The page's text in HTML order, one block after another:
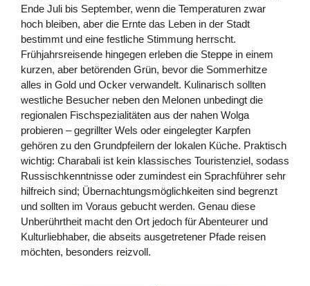
Ende Juli bis September, wenn die Temperaturen zwar
hoch bleiben, aber die Ernte das Leben in der Stadt
bestimmt und eine festliche Stimmung herrscht.
Frühjahrsreisende hingegen erleben die Steppe in einem
kurzen, aber betörenden Grün, bevor die Sommerhitze
alles in Gold und Ocker verwandelt. Kulinarisch sollten
westliche Besucher neben den Melonen unbedingt die
regionalen Fischspezialitäten aus der nahen Wolga
probieren – gegrillter Wels oder eingelegter Karpfen
gehören zu den Grundpfeilern der lokalen Küche. Praktisch
wichtig: Charabali ist kein klassisches Touristenziel, sodass
Russischkenntnisse oder zumindest ein Sprachführer sehr
hilfreich sind; Übernachtungsmöglichkeiten sind begrenzt
und sollten im Voraus gebucht werden. Genau diese
Unberührtheit macht den Ort jedoch für Abenteurer und
Kulturliebhaber, die abseits ausgetretener Pfade reisen
möchten, besonders reizvoll.